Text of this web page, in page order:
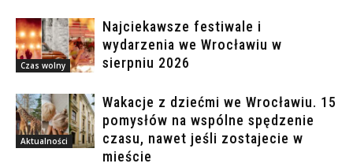
Czas wolny
Najciekawsze festiwale i
wydarzenia we Wrocławiu w
sierpniu 2026
Aktualności
Wakacje z dziećmi we Wrocławiu. 15
pomysłów na wspólne spędzenie
czasu, nawet jeśli zostajecie w
mieście